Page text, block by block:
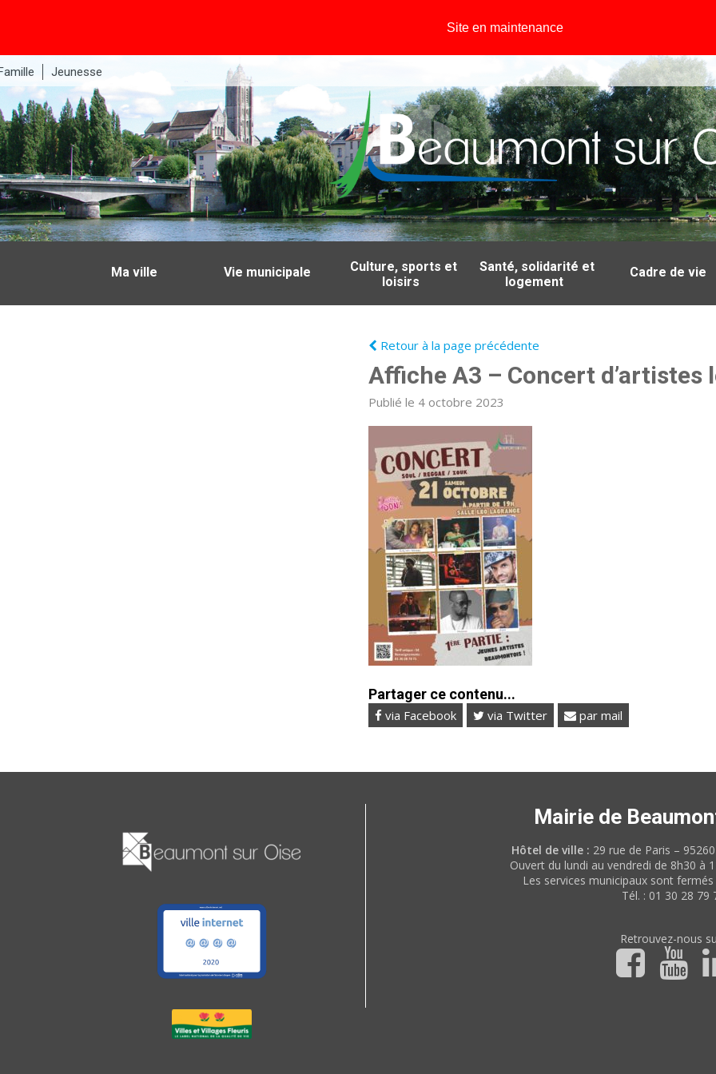
Jeunesse
Ma ville Vie municipale
Culture, sports et
loisirs
Santé, solidarité et
logement
Cadre de vie
Retour à la page précédente
Affiche A3 – Concert d’artistes
Publié le 4 octobre 2023
Partager ce contenu...
via Facebook via Twitter par mail
Mairie de
Hôtel de ville : 29 rue de Paris –
Ouvert du lundi au vendredi de 8h30 à
Les services municipaux sont
Tél. : 01 30 28 79
Retrouvez-nous
Site en maintenance